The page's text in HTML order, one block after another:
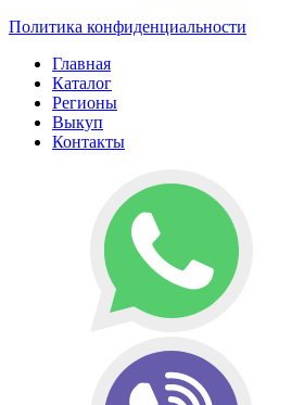
Политика конфиденциальности
Главная
Каталог
Регионы
Выкуп
Контакты